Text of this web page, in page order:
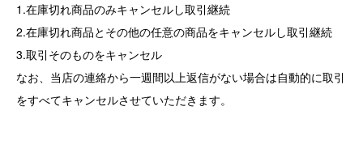
1.在庫切れ商品のみキャンセルし取引継続
2.在庫切れ商品とその他の任意の商品をキャンセルし取引継続
3.取引そのものをキャンセル
なお、当店の連絡から一週間以上返信がない場合は自動的に取引
をすべてキャンセルさせていただきます。